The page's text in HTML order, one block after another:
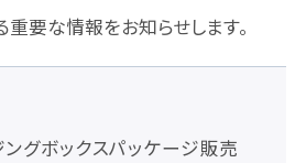
要な情報をお知らせします。
グボックスパッケージ販売